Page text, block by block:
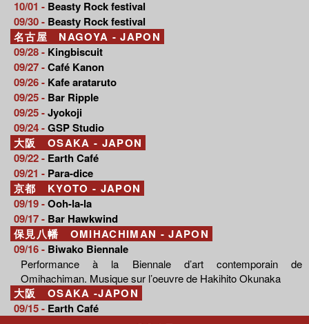
10/01 - Beasty Rock festival
09/30 - Beasty Rock festival
名古屋 NAGOYA - JAPON
09/28 - Kingbiscuit
09/27 -Café Kanon
09/26 - Kafe arataruto
09/25 - Bar Ripple
09/25 -Jyokoji
09/24 -GSP Studio
大阪 OSAKA - JAPON
09/22 - Earth Café
09/21 - Para-dice
京都 KYOTO - JAPON
09/19 -Ooh-la-la
09/17 - Bar Hawkwind
保見八幡 OMIHACHIMAN - JAPON
09/16 - Biwako Biennale
Performance à la Biennale d’art contemporain de
Omihachiman. Musique sur l’oeuvre de Hakihito Okunaka
大阪 OSAKA -JAPON
09/15 - Earth Café